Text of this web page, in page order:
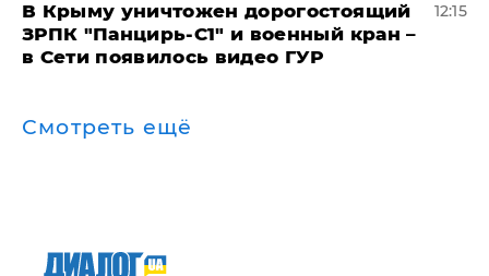
В Крыму уничтожен дорогостоящий
ЗРПК "Панцирь-С1" и военный кран –
в Сети появилось видео ГУР
12:15
Смотреть ещё